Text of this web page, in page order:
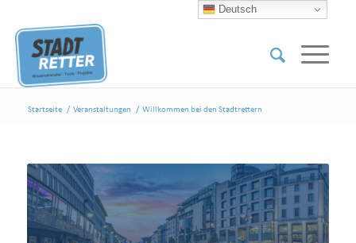
Startseite / Veranstaltungen / Willkommen bei den Stadtrettern
Deutsch